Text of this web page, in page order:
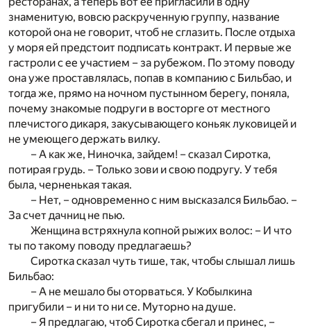
знаменитую, вовсю раскрученную группу, название
которой она не говорит, чтоб не сглазить. После отдыха
у моря ей предстоит подписать контракт. И первые же
гастроли с ее участием – за рубежом. По этому поводу
она уже проставлялась, попав в компанию с Бильбао, и
тогда же, прямо на ночном пустынном берегу, поняла,
почему знакомые подруги в восторге от местного
плечистого дикаря, закусывающего коньяк луковицей и
не умеющего держать вилку.
– А как же, Ниночка, зайдем! – сказал Сиротка,
потирая грудь. – Только зови и свою подругу. У тебя
была, черненькая такая.
– Нет, – одновременно с ним высказался Бильбао. –
За счет дачниц не пью.
Женщина встряхнула копной рыжих волос: – И что
ты по такому поводу предлагаешь?
Сиротка сказал чуть тише, так, чтобы слышал лишь
Бильбао:
– А не мешало бы оторваться. У Кобылкина
пригубили – и ни то ни се. Муторно на душе.
– Я предлагаю, чтоб Сиротка сбегал и принес, –